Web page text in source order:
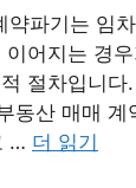
파기는 임
어지는 경
절차입니다
동산 매매 계
… 더 읽기